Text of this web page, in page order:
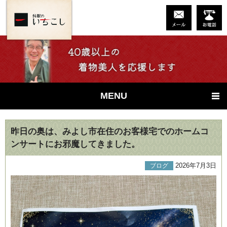
MENU
昨日の奥は、みよし市在住のお客様宅でのホームコ
ンサートにお邪魔してきました。
ブログ 2026年7月3日